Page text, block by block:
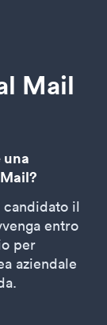
Mail
una
il
entro
per
aziendale